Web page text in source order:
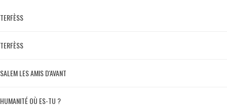
TERFÈSS
TERFÈSS
SALEM LES AMIS D'AVANT
HUMANITÉ OÙ ES-TU ?